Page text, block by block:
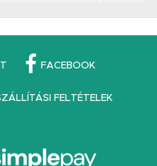
FACEBOOK
FELTÉTELEK